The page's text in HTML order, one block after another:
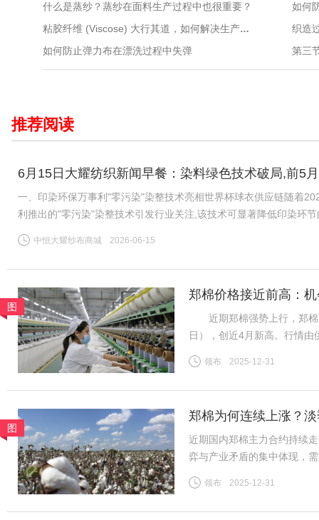
什么是蒸纱？蒸纱在面料生产过程中也很重要？
粘胶纤维 (Viscose) 大行其道，如何解决生产过程中的环保问题？细数行业的最新举措
如何防止弹力布在漂洗过程中失弹
如何
第三
推荐阅读
6月15日大耀纺织新闻早餐：染料绿色技术破局,前5
一、印染环保万事利"零污染"染整技术亮相世界杯球衣供应链随着
利推出的"零污染"染整技术引发行业关注,该技术可显著降低印染环
中恒大耀纱布商城 2026-06-15
图
郑棉价格接近前高：
近期郑棉强势上行，郑棉
日），创近4月新高。行情
（一）供给预期收紧成核
领布 2025-12-31
图
郑棉为何连续上涨？
近期国内郑棉主力合约持续
弈与产业矛盾的集中体现，
格上涨提供助力。新疆棉花
领布 2025-12-31